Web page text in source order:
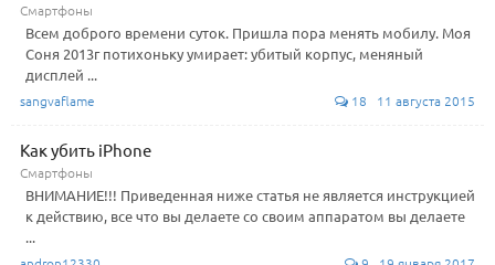
Смартфоны
Всем доброго времени суток. Пришла пора менять мобилу. Моя
Соня 2013г потихоньку умирает: убитый корпус, меняный
дисплей ...
sangvaflame 18 11 августа 2015
Как убить iPhone
Смартфоны
ВНИМАНИЕ!!! Приведенная ниже статья не является инструкцией
к действию, все что вы делаете со своим аппаратом вы делаете
...